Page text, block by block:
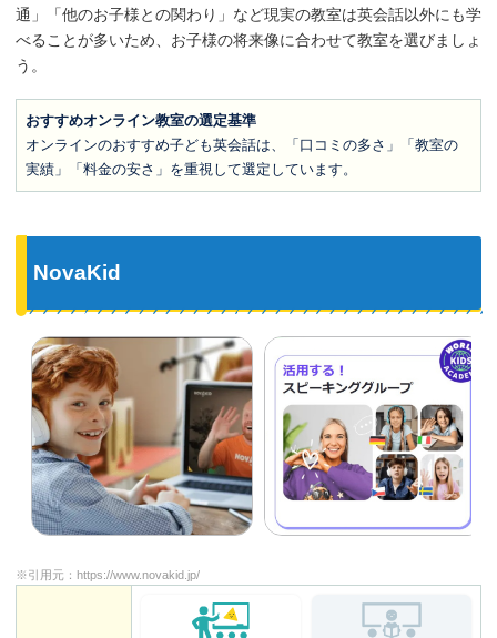
通」「他のお子様との関わり」など現実の教室は英会話以外にも学
べることが多いため、お子様の将来像に合わせて教室を選びましょ
う。
おすすめオンライン教室の選定基準
オンラインのおすすめ子ども英会話は、「口コミの多さ」「教室の
実績」「料金の安さ」を重視して選定しています。
NovaKid
※引用元： https://www.novakid.jp/